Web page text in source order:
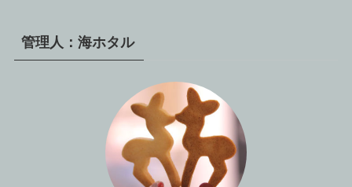
管理人：海ホタル